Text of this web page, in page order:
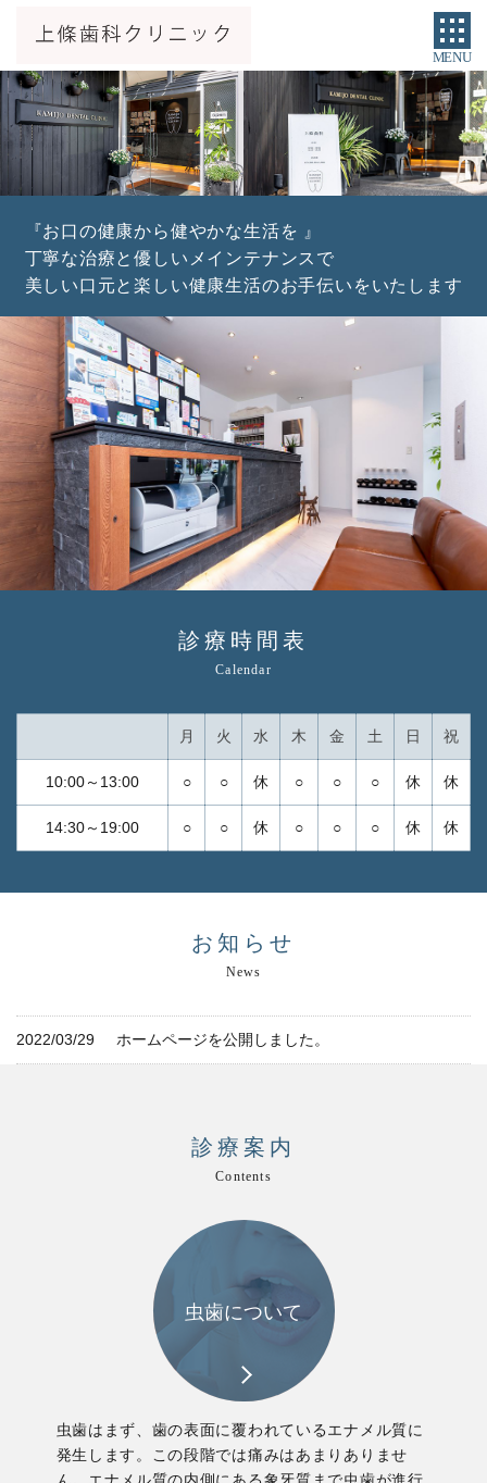
MENU
『お口の健康から健やかな生活を 』
丁寧な治療と優しいメインテナンスで
美しい口元と楽しい健康生活のお手伝いをいたします
診療時間表
Calendar
月 火 水 木 金 土 日 祝
10:00～13:00 ○ ○ 休 ○ ○ ○ 休 休
14:30～19:00 ○ ○ 休 ○ ○ ○ 休 休
お知らせ
News
2022/03/29 ホームページを公開しました。
診療案内
Contents
虫歯について
虫歯はまず、歯の表面に覆われているエナメル質に
発生します。この段階では痛みはあまりありませ